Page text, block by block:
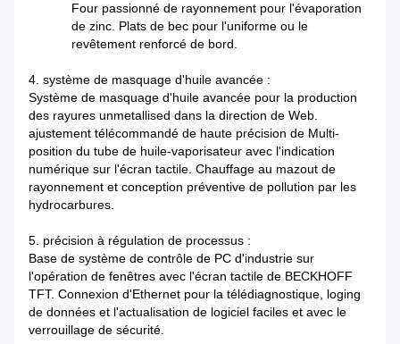
Four passionné de rayonnement pour l'évaporation
de zinc. Plats de bec pour l'uniforme ou le
revêtement renforcé de bord.
4. système de masquage d'huile avancée :
Système de masquage d'huile avancée pour la production
des rayures unmetallised dans la direction de Web.
ajustement télécommandé de haute précision de Multi-
position du tube de huile-vaporisateur avec l'indication
numérique sur l'écran tactile. Chauffage au mazout de
rayonnement et conception préventive de pollution par les
hydrocarbures.
5. précision à régulation de processus :
Base de système de contrôle de PC d'industrie sur
l'opération de fenêtres avec l'écran tactile de BECKHOFF
TFT. Connexion d'Ethernet pour la télédiagnostique, loging
de données et l'actualisation de logiciel faciles et avec le
verrouillage de sécurité.